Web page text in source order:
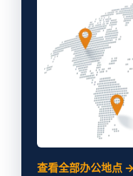
查看全部办公地点 →